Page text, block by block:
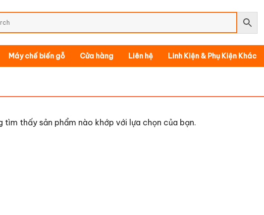
Máy chế biến gỗ Cửa hàng Liên hệ Linh Kiện & Phụ Kiện Khác
tìm thấy sản phẩm nào khớp với lựa chọn của bạn.